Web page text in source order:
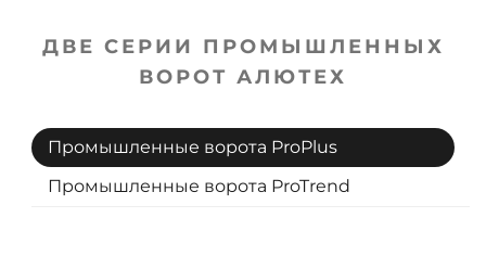
ДВЕ СЕРИИ ПРОМЫШЛЕННЫХ
ВОРОТ АЛЮТЕХ
Промышленные ворота ProPlus
Промышленные ворота ProTrend